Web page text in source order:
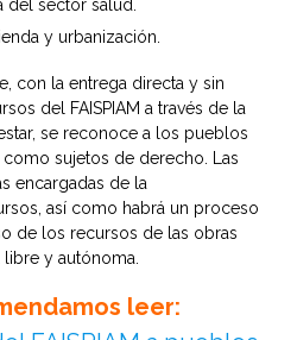
del sector salud.
y urbanización.
con la entrega directa y sin
del FAISPIAM a través de la
se reconoce a los pueblos
sujetos de derecho. Las
encargadas de la
así como habrá un proceso
de los recursos de las obras
libre y autónoma.
leer: